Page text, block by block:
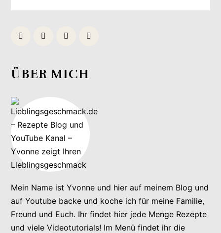
ÜBER MICH
Mein Name ist Yvonne und hier auf meinem Blog und
auf Youtube backe und koche ich für meine Familie,
Freund und Euch. Ihr findet hier jede Menge Rezepte
und viele Videotutorials! Im Menü findet ihr die